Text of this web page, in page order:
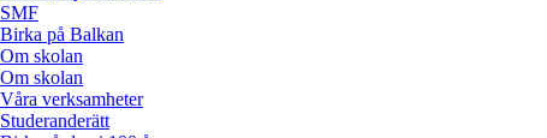
SMF
Birka på Balkan
Om skolan
Om skolan
Våra verksamheter
Studeranderätt